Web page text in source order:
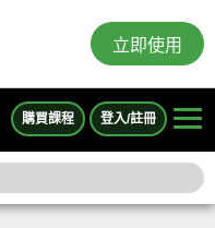
立即使用
購買課程 登入/註冊